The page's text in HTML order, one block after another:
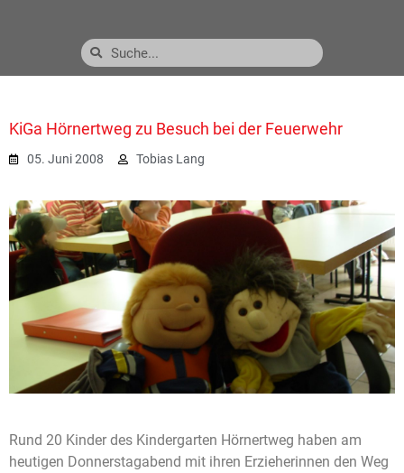
KiGa Hörnertweg zu Besuch bei der Feuerwehr
05. Juni 2008 Tobias Lang
Rund 20 Kinder des Kindergarten Hörnertweg haben am
heutigen Donnerstagabend mit ihren Erzieherinnen den Weg